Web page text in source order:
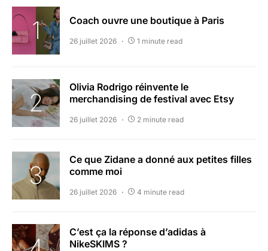
Coach ouvre une boutique à Paris
26 juillet 2026 1 minute read
Olivia Rodrigo réinvente le
merchandising de festival avec Etsy
26 juillet 2026 2 minute read
Ce que Zidane a donné aux petites filles
comme moi
26 juillet 2026 4 minute read
C’est ça la réponse d’adidas à
NikeSKIMS ?